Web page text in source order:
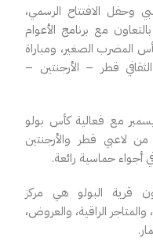
وحفل الافتتاح الرسمي،
مع برنامج الأعوام
المضرب الصغير، ومباراة
قطر – الأرجنتين –
مع فعالية كأس بولو
لاعبي قطر والأرجنتين
أجواء حماسية رائعة.
قرية البولو هي مركز
الراقية، والعروض،